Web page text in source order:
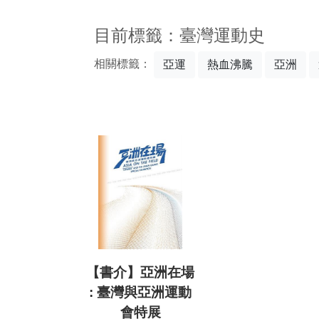
目前標籤：臺灣運動史
相關標籤： 亞運 熱血沸騰 亞洲
【書介】亞洲在場
: 臺灣與亞洲運動
會特展